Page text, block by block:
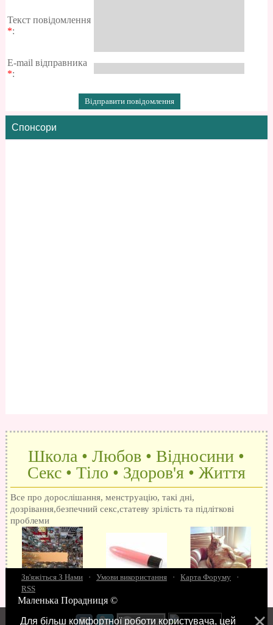
Текст повідомлення
*:
E-mail відправника
*:
Спонсори
Школа • Любов • Відносини •
Секс • Тіло • Здоров'я • Життя
Все про дорослішання, менструацію, такі дні,
дозрівання,безпечний секс,статеву зрілість та підліткові
проблеми
15 запитань про секс Як досягти оргазм
Позбуваємось синців завагітніти після першого разу Хлопець хоче сексу
Зв'яжіться З Нами · Умови використання · Карта Форуму
·
RSS
Маленька Порадниця ©
Для більш комфортної роботи користувача, цей